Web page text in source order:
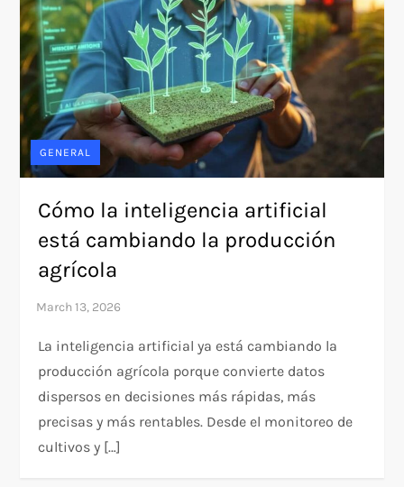
GENERAL
Cómo la inteligencia artificial
está cambiando la producción
agrícola
La inteligencia artificial ya está cambiando la
producción agrícola porque convierte datos
dispersos en decisiones más rápidas, más
precisas y más rentables. Desde el monitoreo de
cultivos y […]